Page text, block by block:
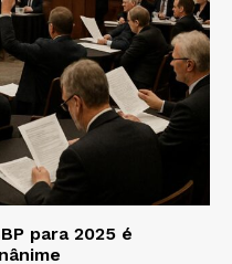
para 2025 é